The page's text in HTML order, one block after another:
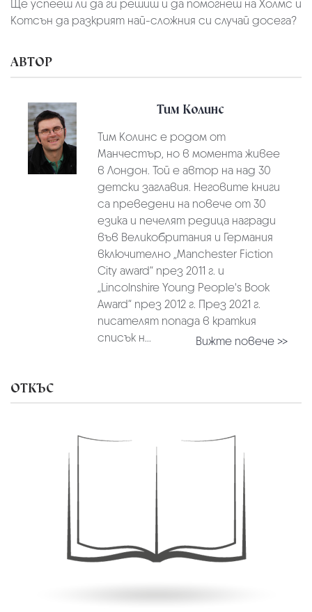
Ще успееш ли да ги решиш и да помогнеш на Холмс и
Котсън да разкрият най-сложния си случай досега?
АВТОР
Тим Колинс
Тим Колинс е родом от
Манчестър, но в момента живее
в Лoндон. Той е автор на над 30
детски заглавия. Неговите книги
са преведени на повече от 30
езика и печелят редица награди
във Великобритания и Германия
включително „Manchester Fiction
City award“ през 2011 г. и
„Lincolnshire Young People's Book
Award“ през 2012 г. През 2021 г.
писателят попада в краткия
списък н...
Вижте повече >>
ОТКЪС